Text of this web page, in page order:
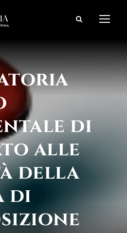
di
alle
della
di